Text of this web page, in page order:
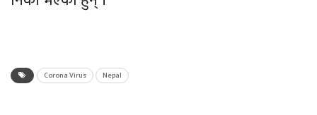
Corona Virus Nepal